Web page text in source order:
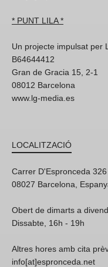
* PUNT LILA *
Un projecte impulsat per
B64644412
Gran de Gracia 15, 2-1
08012 Barcelona
www.lg-media.es
LOCALITZACIÓ
Carrer D'Espronceda
08027 Barcelona,
Obert de dimarts a
Dissabte, 16h - 19h
Altres hores amb cita
info[at]espronceda.net